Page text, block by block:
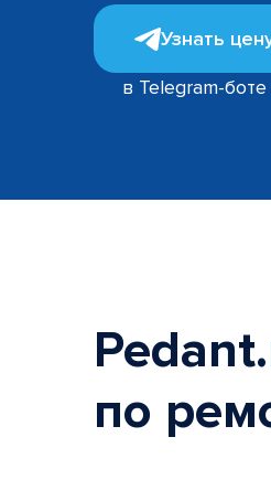
Узнать
в Telegram-
по